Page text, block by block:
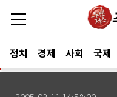
정치 경제 사회 국제